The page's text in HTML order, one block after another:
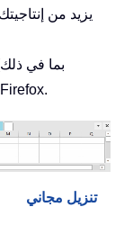
Excel)، تمامًا كما في Chrome وEdge وFirefox.
تنزيل مجاني